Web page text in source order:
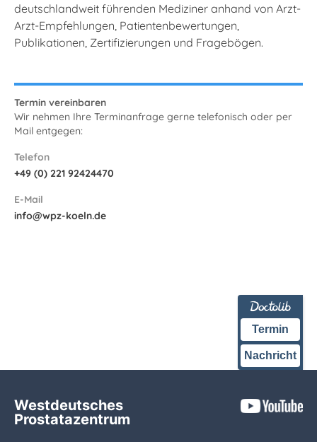
deutschlandweit führenden Mediziner anhand von Arzt-
Arzt-Empfehlungen, Patientenbewertungen,
Publikationen, Zertifizierungen und Fragebögen.
Termin vereinbaren
Wir nehmen Ihre Terminanfrage gerne telefonisch oder per
Mail entgegen:
Telefon
+49 (0) 221 92424470
E-Mail
info@wpz-koeln.de
Termin
Nachricht
Westdeutsches
Prostatazentrum